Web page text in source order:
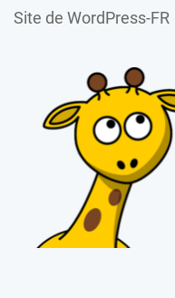
Site de WordPress-FR